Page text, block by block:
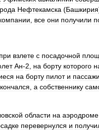
Нефтекамска (Башкирия
все они получили
при взлете с посадочной
Ан-2 на борту которого
на борту пилот и
а собственнику
области на аэродроме
перевернулся и